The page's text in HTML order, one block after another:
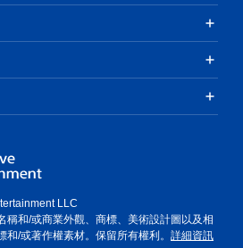
LLC
稱和/或商業外觀、商標、美術設計圖以及相
/或著作權素材。保留所有權利。 詳細資訊